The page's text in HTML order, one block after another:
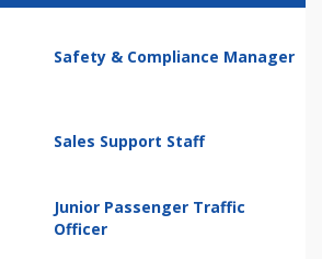
Safety & Compliance Manager
Sales Support Staff
Junior Passenger Traffic
Officer